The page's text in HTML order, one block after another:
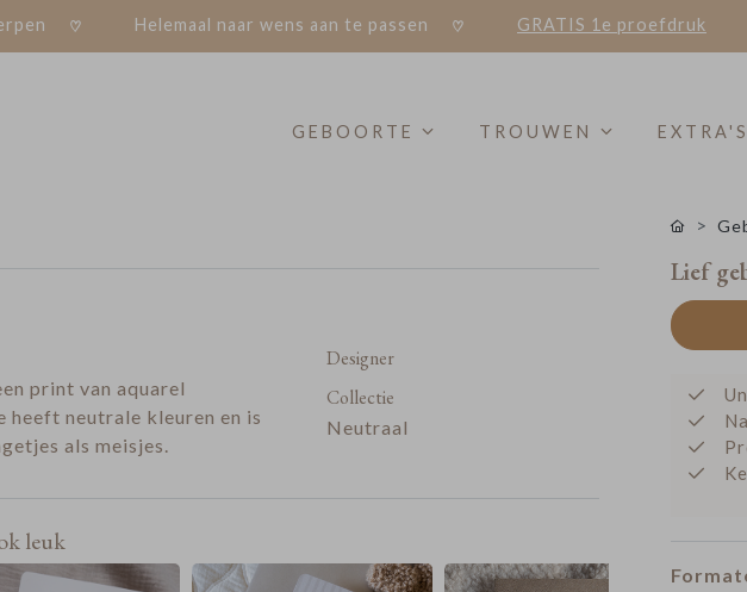
Helemaal naar wens aan te passen GRATIS 1e proefdruk
GEBOORTE TROUWEN EXTRA'S
print van aquarel
heeft neutrale kleuren en is
als meisjes.
Designer
Collectie
Neutraal
leuk
Lief